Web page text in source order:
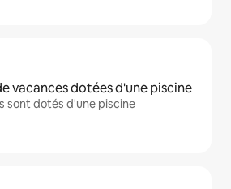
vacances dotées d'une piscine
sont dotés d'une piscine